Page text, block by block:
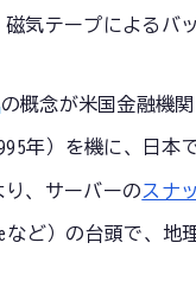
気テープによるバ
の概念が米国金融機
年）を機に、日本
、サーバーのスナ
など）の台頭で、地